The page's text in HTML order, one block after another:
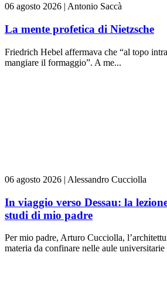
06 agosto 2026 Antonio Saccà
La mente profetica di Nietzsche
Friedrich Hebel affermava che “al topo
mangiare il formaggio”. A me...
06 agosto 2026 | Alessandro Cucciolla
In viaggio verso Dessau: la
studi di mio padre
Per mio padre, Arturo Cucciolla,
materia da confinare nelle aule universitarie